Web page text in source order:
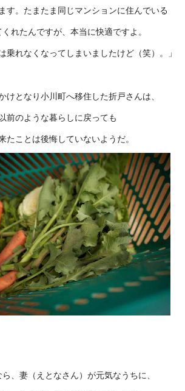
す。たまたま同じマンションに住んでいる
れたんですが、本当に快適ですよ。
乗れなくなってしまいましたけど（笑）。」
けとなり小川町へ移住した折戸さんは、
前のような暮らしに戻っても
たことは後悔していないようだ。
ら、妻（えとなさん）が元気なうちに、